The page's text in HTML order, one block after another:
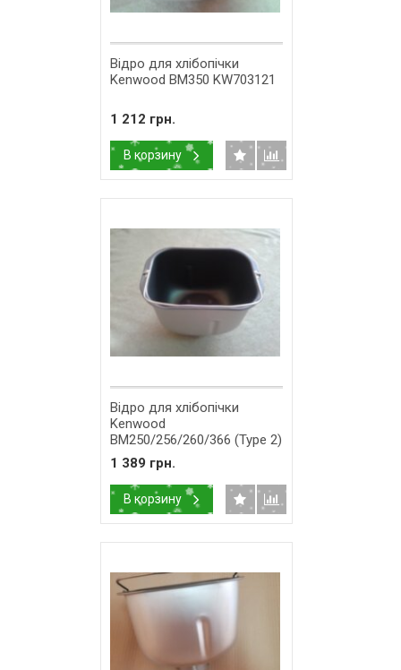
Відро для хлібопічки
Kenwood BM350 KW703121
1 212 грн.
В корзину
Відро для хлібопічки
Kenwood
BM250/256/260/366 (Type 2)
KW713201
1 389 грн.
В корзину